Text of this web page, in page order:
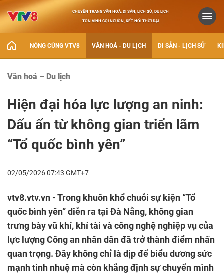
CHUYÊN TRANG VĂN HOÁ, DI SẢN, LỊCH SỬ, DU LỊCH
TÔN VINH CỘI NGUỒN, KẾT NỐI THỜI ĐẠI
NÓNG CÙNG VTV8 VĂN HOÁ - DU LỊCH DI SẢN - LỊCH SỬ
Văn hoá – Du lịch
Hiện đại hóa lực lượng an ninh:
Dấu ấn từ không gian triển lãm
“Tổ quốc bình yên”
02/05/2026 07:43 GMT+7
vtv8.vtv.vn - Trong khuôn khổ chuỗi sự kiện “Tổ
quốc bình yên” diễn ra tại Đà Nẵng, không gian
trưng bày vũ khí, khí tài và công nghệ nghiệp vụ của
lực lượng Công an nhân dân đã trở thành điểm nhấn
quan trọng. Đây không chỉ là dịp để biểu dương sức
mạnh tinh nhuệ mà còn khẳng định sự chuyển mình